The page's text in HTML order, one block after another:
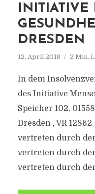
INITIATIVE
DRESDEN
12. April 2018 2 Min.
In dem
des Initiative
Speicher 102,
Dresden , VR 12862
vertreten durch
vertreten durch
vertreten durch